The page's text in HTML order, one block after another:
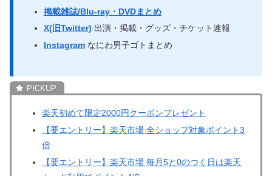
掲載雑誌/Blu-ray・DVDまとめ
X(旧Twitter) 出演・掲載・グッズ・チケット速報
Instagramなにわ男子ゴトまとめ
楽天初めて限定2000円クーポンプレゼント
【要エントリー】楽天市場 全ショップ対象ポイント3
倍
【要エントリー】楽天市場 毎月5と0のつく日は楽天